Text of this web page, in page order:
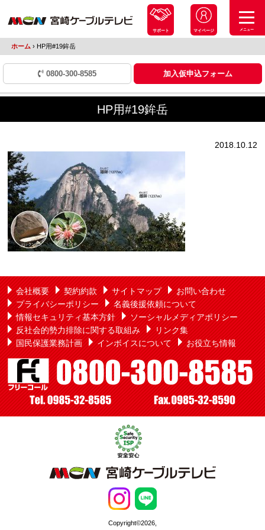
サポート マイページ メニュー
ホーム ›HP用#19鉾岳
0800-300-8585 加入仮申込フォーム
HP用#19鉾岳
2018.10.12
会社概要 契約約款 サイトマップ
お問い合わせ
プライバシーポリシー
名義後援依頼について
情報セキュリティ基本方針
ソーシャルメディアポリシー
反社会的勢力排除に関する取組み
リンク集
国民保護業務計画
インボイスについて お役立ち情報
Copyright©2026,